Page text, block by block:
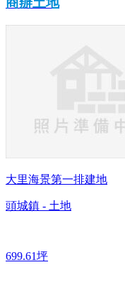
大里海景第一排建地
頭城鎮 - 土地
699.61坪